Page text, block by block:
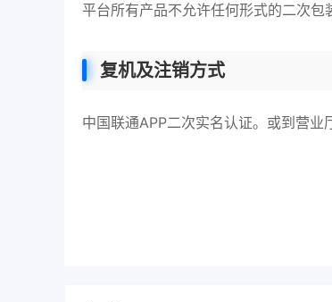
平台所有产品不允许任何形式的二次
复机及注销方式
中国联通APP二次实名认证。或到营业